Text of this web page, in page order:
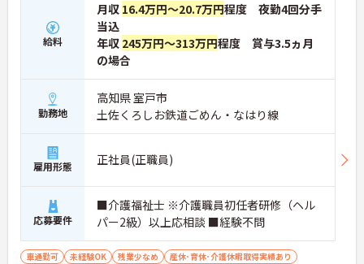
給料
月収 16.4万円～20.7万円程度 夜勤4回分手
当込
年収 245万円～313万円程度 賞与3.5ヵ月
の場合
勤務地
高知県 室戸市
土佐くろしお鉄道ごめん・なはり線
雇用形態 正社員(正職員)
応募要件
■介護福祉士 ※介護職員初任者研修（ヘル
パー2級）以上応相談 ■経験不問
車通勤可 未経験OK 残業少なめ
産休･育休･介護休暇取得実績あり